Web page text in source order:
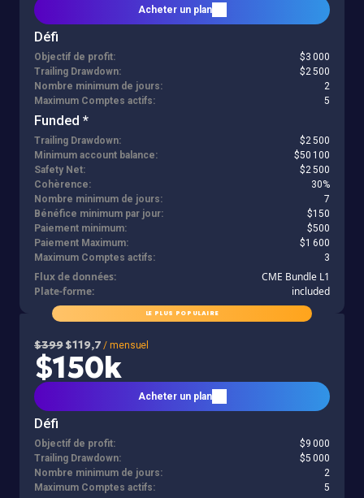
Acheter un plan
Défi
Objectif de profit:
$3 000
Trailing Drawdown:
$2 500
Nombre minimum de jours:
2
Maximum Comptes actifs:
5
Funded *
Trailing Drawdown:
$2 500
Minimum account balance:
$50 100
Safety Net:
$2 500
Cohèrence:
30%
Nombre minimum de jours:
7
Bénéfice minimum par jour:
$150
Paiement minimum:
$500
Paiement Maximum:
$1 600
Maximum Comptes actifs:
3
Flux de données:
CME Bundle L1
Plate-forme:
included
LE PLUS POPULAIRE
$399 $119,7 / mensuel
$150k
Acheter un plan
Défi
Objectif de profit:
$9 000
Trailing Drawdown:
$5 000
Nombre minimum de jours:
2
Maximum Comptes actifs:
5